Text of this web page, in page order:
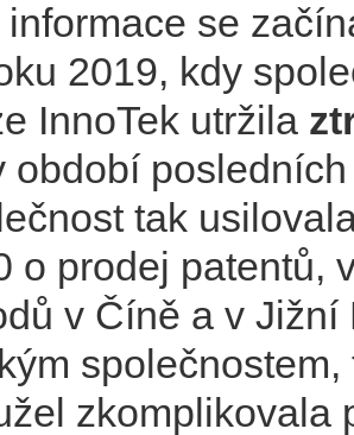
informace se
2019, kdy
InnoTek utržila
období
tak
o prodej patentů,
v Číně a v Jižní
společnostem,
zkomplikovala